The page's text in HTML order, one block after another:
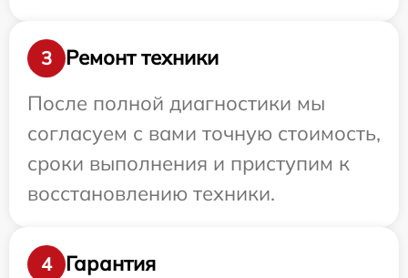
3
Ремонт техники
После полной диагностики мы
согласуем с вами точную стоимость,
сроки выполнения и приступим к
восстановлению техники.
4
Гарантия